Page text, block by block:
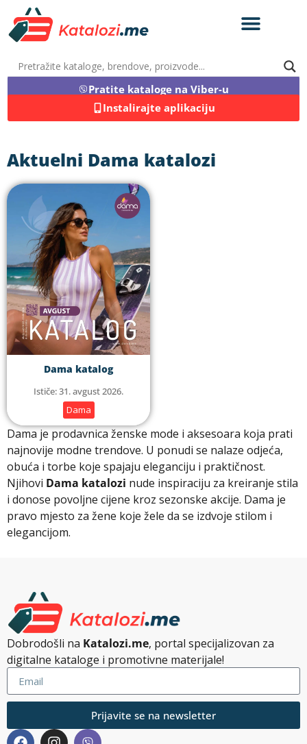
Pratite kataloge na Viber-u
Instalirajte aplikaciju
Aktuelni Dama katalozi
Dama katalog
Ističe: 31. avgust 2026.
Dama
Dama je prodavnica ženske mode i aksesoara koja prati
najnovije modne trendove. U ponudi se nalaze odjeća,
obuća i torbe koje spajaju eleganciju i praktičnost.
Njihovi Dama katalozi nude inspiraciju za kreiranje stila
i donose povoljne cijene kroz sezonske akcije. Dama je
pravo mjesto za žene koje žele da se izdvoje stilom i
elegancijom.
Dobrodošli na Katalozi.me, portal specijalizovan za
digitalne kataloge i promotivne materijale!
Prijavite se na newsletter